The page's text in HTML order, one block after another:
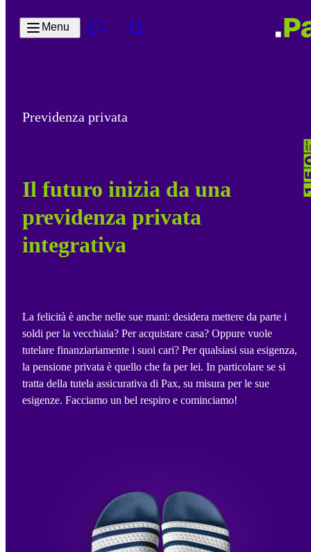
Menu
Previdenza privata
Il futuro inizia da una
previdenza privata
integrativa
La felicità è anche nelle sue mani: desidera mettere da parte i
soldi per la vecchiaia? Per acquistare casa? Oppure vuole
tutelare finanziariamente i suoi cari? Per qualsiasi sua esigenza,
la pensione privata è quello che fa per lei. In particolare se si
tratta della tutela assicurativa di Pax, su misura per le sue
esigenze. Facciamo un bel respiro e cominciamo!